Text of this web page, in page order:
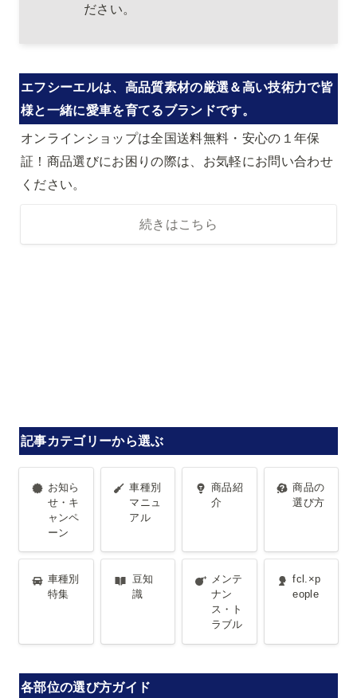
ださい。
エフシーエルは、高品質素材の厳選＆高い技術力で皆
様と一緒に愛車を育てるブランドです。
オンラインショップは全国送料無料・安心の１年保
証！商品選びにお困りの際は、お気軽にお問い合わせ
ください。
続きはこちら
記事カテゴリーから選ぶ
お知らせ・
キャンペー
お知ら
せ・キ
ャンペ
ーン
車種別マニ
ュアル
車種別
マニュ
アル
商品紹介
商品紹
介
商品の選び
商品の
選び方
車種別特集
車種別
特集
豆知識
豆知
識
ス・トラブ
メンテ
ナン
ス・ト
ラブル
fcl.×p
eople
各部位の選び方ガイド